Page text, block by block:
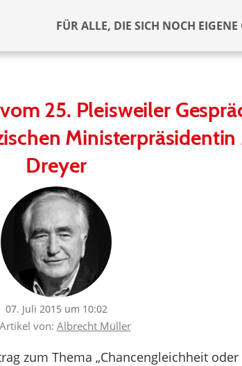
FÜR ALLE, DIE SICH NOCH
25. Pleisweiler
Ministerpräsidentin
Dreyer
07. Juli 2015 um 10:02
von: Albrecht Müller
zum Thema „Chancengleichheit oder